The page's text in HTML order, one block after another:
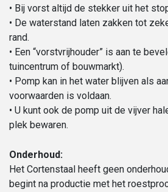
• Bij vorst altijd de stekker uit het
• De waterstand laten zakken tot
rand.
• Een “vorstvrijhouder” is aan te
tuincentrum of bouwmarkt).
• Pomp kan in het water blijven als
voorwaarden is voldaan.
• U kunt ook de pomp uit de vijver
plek bewaren.
Onderhoud:
Het Cortenstaal heeft geen
begint na productie met het